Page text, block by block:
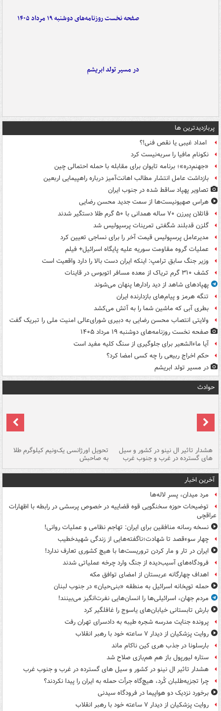
صفحه نخست روزنامه‌های دوشنبه ۱۹ مرداد ۱۴۰۵
در مسیر تولد ابریشم
پربازدیدترین ها
امداد غیبی یا نقص فنی!؟
نکونام مافیا را سربه‌نیست کرد
«جهنم‌دره»؛ برنامه تایوان برای مقابله با حمله احتمالی چین
بازداشت عامل انتشار مطالب اهانت‌آمیز درباره راهپیمایی اربعین
تصاویر پهپاد ساقط شده در جنوب ایران
هراس صهیونیست‌ها از سمت جدید محسن رضایی
قاتلان پیرزن ۷۰ ساله همدانی با ۵۰ گرم طلا دستگیر شدند
گلزن قدبلند شگفتی تمرینات پرسپولیس شد
مدیرعامل پرسپولیس قیمت آخر را برای نساجی تعیین کرد
عملیات گروه مقاومت سوریه علیه پایگاه اسرائیل+ فیلم
وزیر جنگ سابق ترامپ: اینکه ایران دست بالا را دارد واقعیت است
کشف ۳۱۰ گرم تریاک از معده مسافر اتوبوس در قاینات
پهپادهای شاهد از دید رادارها پنهان می‌شوند
تنگه هرمز و پیام‌های بازدارنده ایران
بطری آبی که ماشین شما را به آتش می‌کشد
ولایتی انتصاب محسن رضایی به دبیری شورای‌عالی امنیت ملی را تبریک گفت
صفحه نخست روزنامه‌های دوشنبه ۱۹ مرداد ۱۴۰۵
آیا ماءالشعیر برای جلوگیری از سنگ کلیه مفید است
حکم اخراج ربیعی را چه کسی امضا کرد؟
در مسیر تولد ابریشم
حوادث
هشدار تاثیر ال نینو در کشور و سیل
های گسترده در غرب و جنوب غرب
تحویل اورژانسی یک‌ونیم کیلوگرم طلا
به صاحبش
آخرین اخبار
مرد میدان، پسرِ لاله‌ها
توضیحات حوزه سخنگویی قوه قضاییه در خصوص پرسشی در رابطه با اظهارات
عراقچی
نسخه رسانه منافقین برای ایران: تهاجم نظامی و عملیات روانی!
چهار سوءقصد تا شهادت؛ناگفته‌هایی از زندگی شهیدخطیب
ایران در تار و مار کردن تروریست‌ها با هیچ کشوری تعارف ندارد!
فرودگاه‌های آسیب‌دیده از جنگ وارد چرخه عملیاتی شدند
اهداف چهارگانه عربستان از امضای توافق مکه
حمله توپخانه اسرائیل به منطقه «بنی‌حیان» در جنوب لبنان
مردم جهان، اسرائیلی‌ها را انسان‌هایی نفرت‌انگیز می‌بینند!
بارش تابستانی خیابان‌های یاسوج را غافلگیر کرد
پرونده جنایت مدرسه شجره طیبه به دادسرای تهران رفت
روایت پزشکیان از دیدار ۷ ساعته خود با رهبر انقلاب
بارسلونا در جذب هری کین ناکام ماند
ستاره لیورپول باز هم هم‌بازی صلاح شد
هشدار تاثیر ال نینو در کشور و سیل های گسترده در غرب و جنوب غرب
چرا تجزیه‌طلبان کُرد، هیچ‌گاه جرأت حمله به ایران را پیدا نکردند؟
برخورد نزدیک دو هواپیما در فرودگاه سیدنی
روایت پزشکیان از دیدار ۷ ساعته خود با رهبر انقلاب